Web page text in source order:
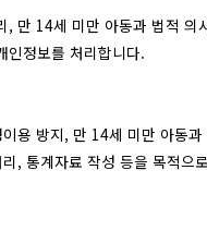
만 14세 미만 아동과 법적 의
인정보를 처리합니다.
용 방지, 만 14세 미만 아동
, 통계자료 작성 등을 목적으